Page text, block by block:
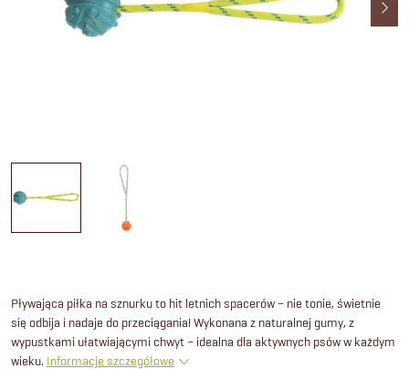
Pływająca piłka na sznurku to hit letnich spacerów – nie tonie, świetnie
się odbija i nadaje do przeciągania! Wykonana z naturalnej gumy, z
wypustkami ułatwiającymi chwyt – idealna dla aktywnych psów w każdym
wieku. Informacje szczegółowe